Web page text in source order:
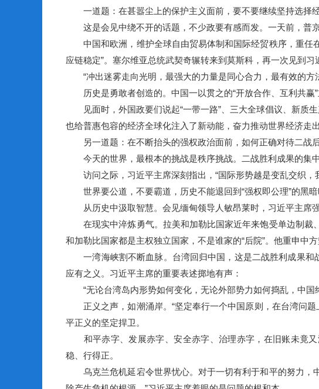
一道题：在甚嚣尘上的保护主义面前，要不要继续坚持选择
这是会见中绕不开的话题，不少政要有感而发。一天前，普
中国和欧洲，维护全球自由贸易体制和国际经贸秩序，重任
应链稳定”。塞尔维亚总统武契奇辗转来到莫斯科，再一次见到
“冲出迷雾走向光明，最强大的力量是同心合力，最有效的方
历史是勇敢者创造的。中国一以贯之的“开放合作、互利共赢”
见面时，外国政要们说起“一带一路”、三大全球倡议、新质生
也给普惠包容的经济全球化注入了新动能，奋力推动世界经济走出
另一道题：在不断抬头的强权政治面前，如何正确对待二战
今天的世界，最根本的挑战是秩序挑战。二战胜利成果的集
访问之际，习近平主席深刻指出，“国际形势越是变乱交织，
世界要公道，不要霸道，历史不能退回到“强权即公理”的黑暗
从历史中汲取智慧。会见缅甸领导人敏昂莱时，习近平主席强
在现实中淬炼勇气。拉美和加勒比国家近年来饱受单边制裁
和加勒比国家都是主权独立国家，不是谁家的“后院”。他重申中
一湾海峡割不断血脉。台湾回归中国，这是二战胜利成果和
应有之义。习近平主席的重要表述掷地有声：
“无论台湾岛内形势如何变化，无论外部势力如何捣乱，中国
正义之声，如潮涌岸。“坚定奉行一个中国原则，在台湾问题
平正义的坚定捍卫。
和平赤字、发展赤字、安全赤字、治理赤字，在旧账未竟又
稳、行得正。
乌克兰危机延宕令世界忧心。对于一切有利于和平的努力，